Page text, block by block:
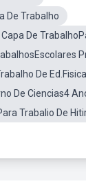
De Trabalho
Capa De
De Ed.Fisica
De Ciencias4
Trabalio De